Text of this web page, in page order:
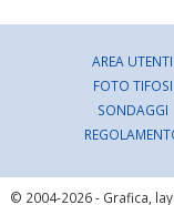
AREA UTENTI
FOTO TIFOSI
SONDAGGI
© 2004-2026 - Grafica,